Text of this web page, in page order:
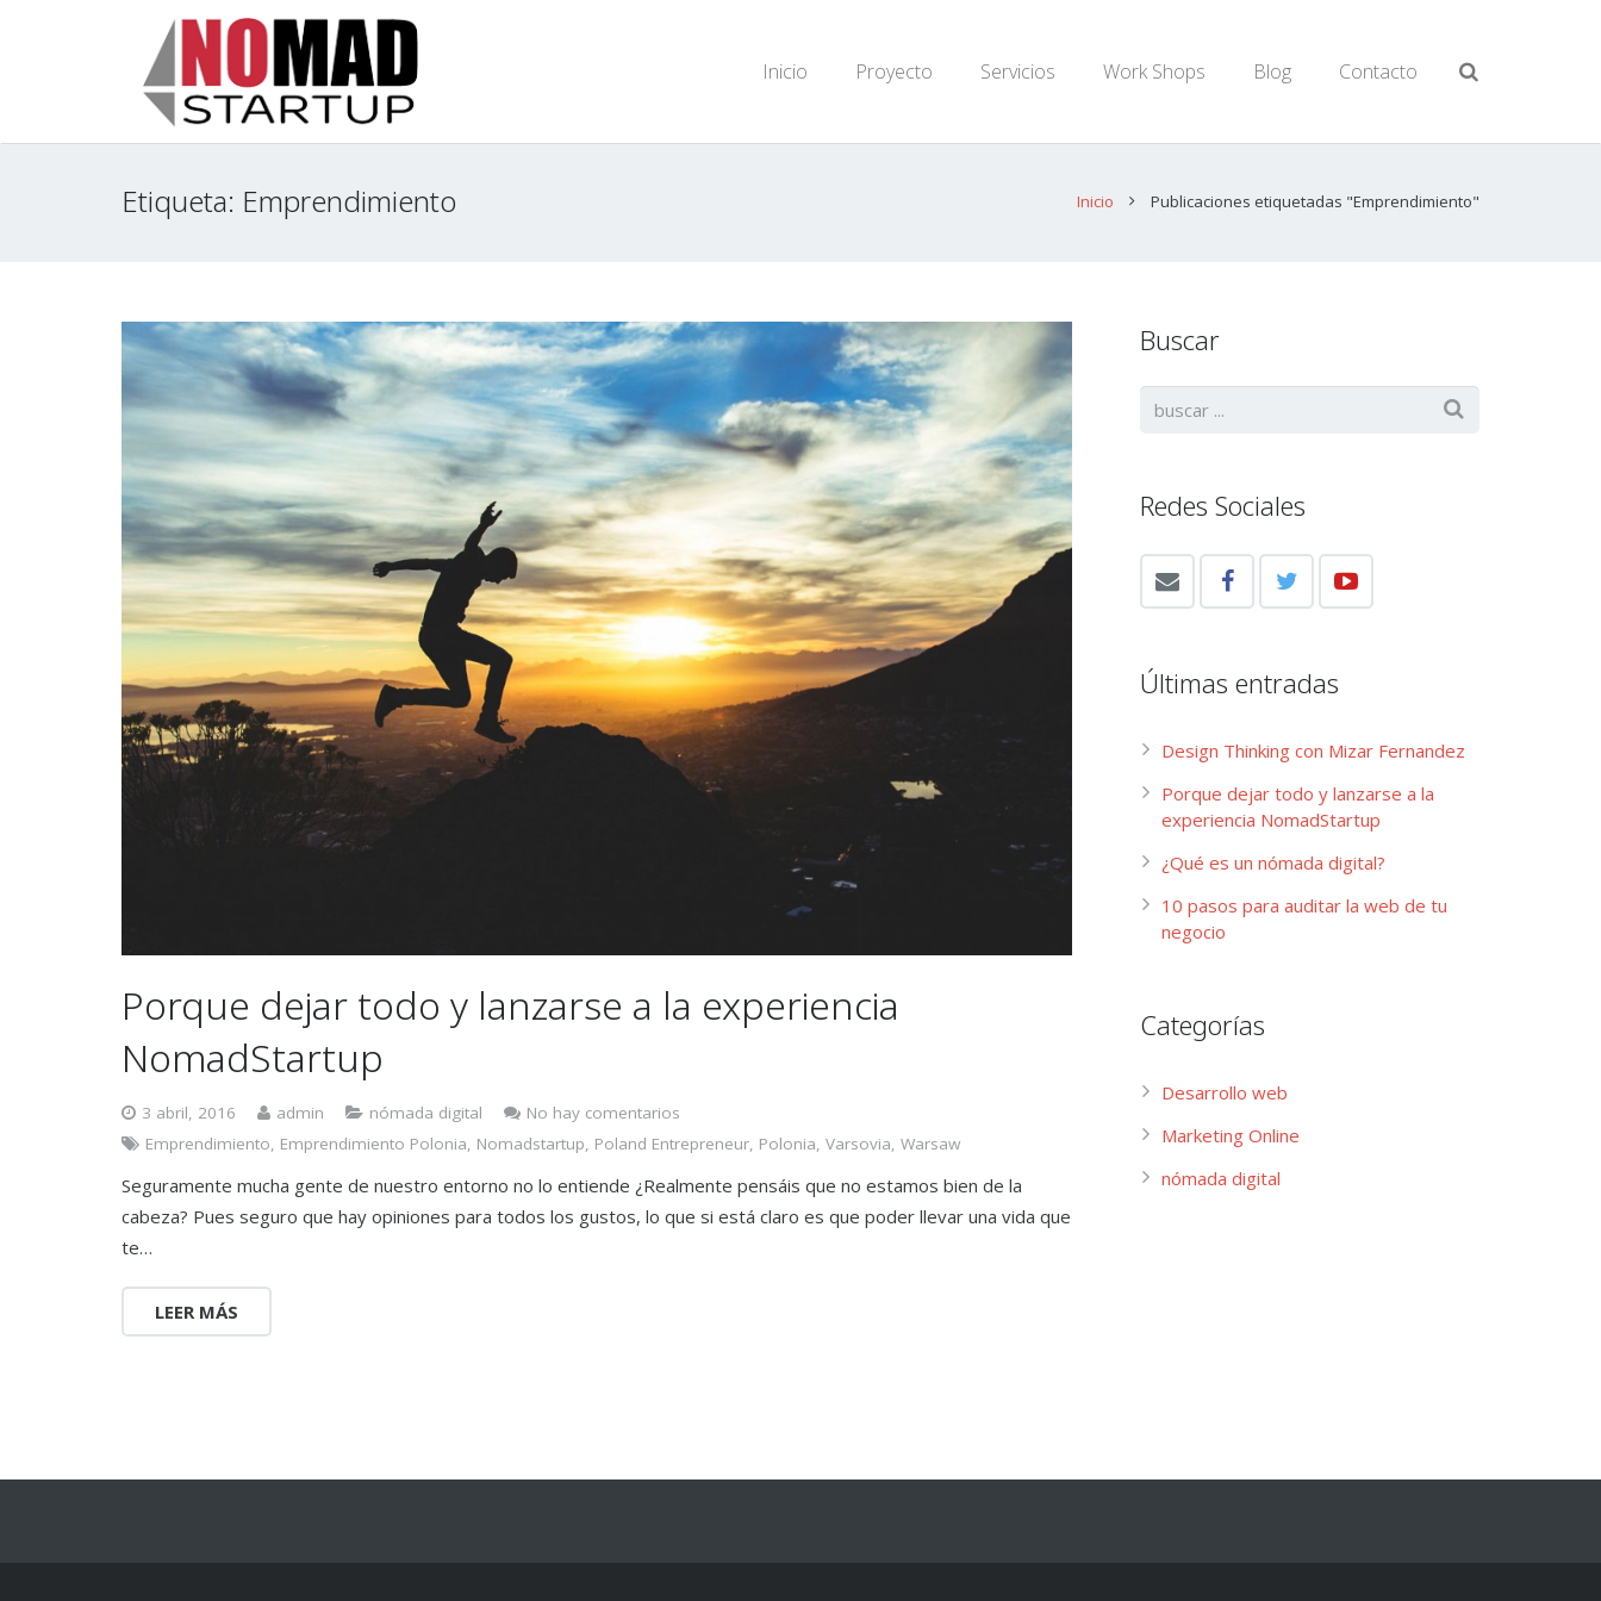
Inicio Proyecto Servicios Work Shops Blog Contacto
Etiqueta: Emprendimiento Inicio Publicaciones etiquetadas "Emprendimiento"
Porque dejar todo y lanzarse a la experiencia
NomadStartup
3 abril, 2016 admin nómada digital
No hay comentarios
Emprendimiento, Emprendimiento Polonia, Nomadstartup, Poland Entrepreneur, Polonia, Varsovia, Warsaw
Seguramente mucha gente de nuestro entorno no lo entiende ¿Realmente pensáis que no estamos bien de la
cabeza? Pues seguro que hay opiniones para todos los gustos, lo que si está claro es que poder llevar una vida que
te…
LEER MÁS
Buscar
Redes Sociales
Últimas entradas
Design Thinking con Mizar Fernandez
Porque dejar todo y lanzarse a la
experiencia NomadStartup
¿Qué es un nómada digital?
10 pasos para auditar la web de tu
negocio
Categorías
Desarrollo web
Marketing Online
nómada digital